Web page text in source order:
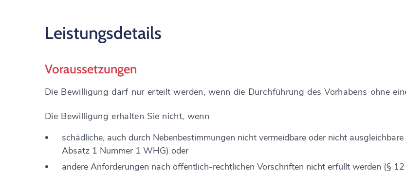
Leistungsdetails
Voraussetzungen
Die Bewilligung darf nur erteilt werden, wenn die Durchführung des Vorhabens ohne
Die Bewilligung erhalten Sie nicht, wenn
schädliche, auch durch Nebenbestimmungen nicht vermeidbare oder nicht
Absatz 1 Nummer 1 WHG) oder
andere Anforderungen nach öffentlich-rechtlichen Vorschriften nicht erfüllt werden (§